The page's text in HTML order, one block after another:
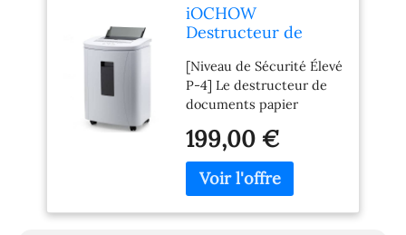
iOCHOW
Destructeur de
150 Feuilles en
Micro Coupe P-4
Broyeur Papier 30
Minutes
Commercial
Silencieux de
Grande Capacité
Coulissante de 25 L
[Niveau de Sécurité Élevé
P-4] Le destructeur de
documents papier
lame tranchante et une
technologie de
déchiquetage de pointe.
Il augmente la
productivité et coupe à
199,00 €